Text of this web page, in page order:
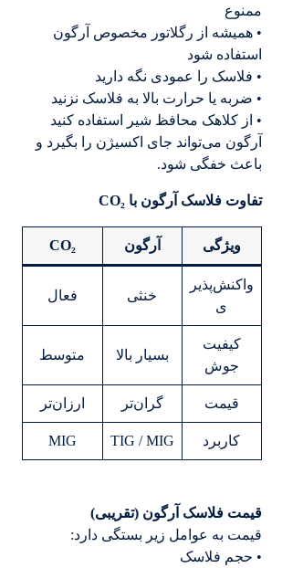
ممنوع
• همیشه از رگلاتور مخصوص آرگون
استفاده شود
• فلاسک را عمودی نگه دارید
• ضربه یا حرارت بالا به فلاسک نزنید
• از کلاهک محافظ شیر استفاده کنید
آرگون می‌تواند جای اکسیژن را بگیرد و
باعث خفگی شود.
تفاوت فلاسک آرگون با CO₂
ویژگی آرگون CO₂
واکنش‌پذیر
ی
خنثی فعال
کیفیت
جوش
بسیار بالا متوسط
قیمت گران‌تر ارزان‌تر
کاربرد TIG / MIG
MIG
قیمت فلاسک آرگون (تقریبی)
قیمت به عوامل زیر بستگی دارد:
• حجم فلاسک